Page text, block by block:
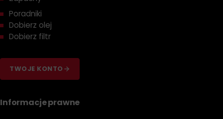
Poradniki
Dobierz olej
Dobierz filtr
TWOJE KONTO
Informacje prawne